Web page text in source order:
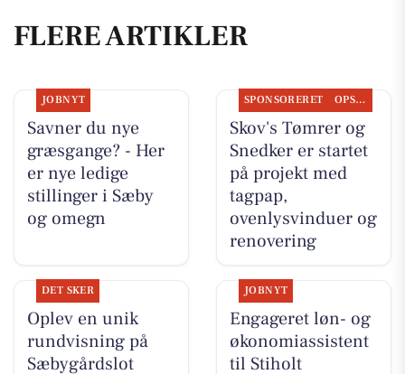
FLERE ARTIKLER
JOBNYT
Savner du nye
græsgange? - Her
er nye ledige
stillinger i Sæby
og omegn
SPONSORERET OPSLAGSTAVLEN
Skov's Tømrer og
Snedker er startet
på projekt med
tagpap,
ovenlysvinduer og
renovering
DET SKER
Oplev en unik
rundvisning på
Sæbygårdslot
JOBNYT
Engageret løn- og
økonomiassistent
til Stiholt